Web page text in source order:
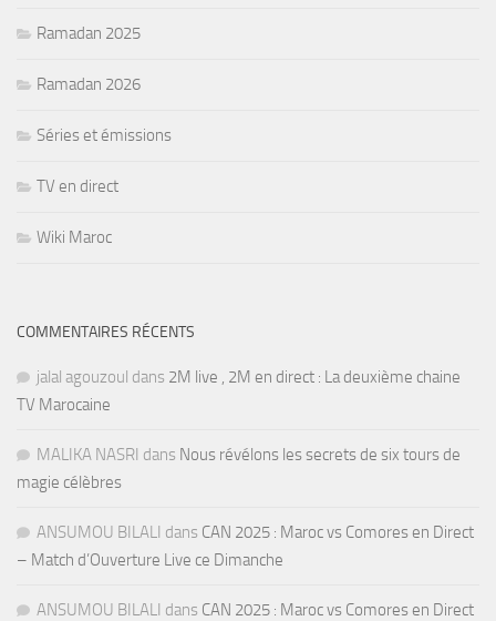
Ramadan 2025
Ramadan 2026
Séries et émissions
TV en direct
Wiki Maroc
COMMENTAIRES RÉCENTS
jalal agouzoul dans 2M live , 2M en direct : La deuxième chaine
TV Marocaine
MALIKA NASRI dans Nous révélons les secrets de six tours de
magie célèbres
ANSUMOU BILALI dans CAN 2025 : Maroc vs Comores en Direct
– Match d’Ouverture Live ce Dimanche
ANSUMOU BILALI dans CAN 2025 : Maroc vs Comores en Direct